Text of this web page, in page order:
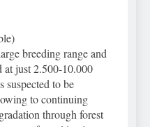
breeding range and
at just 2.500-10.000
to be
owing to continuing
through forest